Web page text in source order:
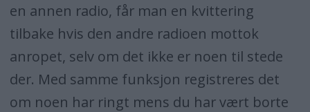
en annen radio, får man en kvittering
tilbake hvis den andre radioen mottok
anropet, selv om det ikke er noen til stede
der. Med samme funksjon registreres det
om noen har ringt mens du har vært borte